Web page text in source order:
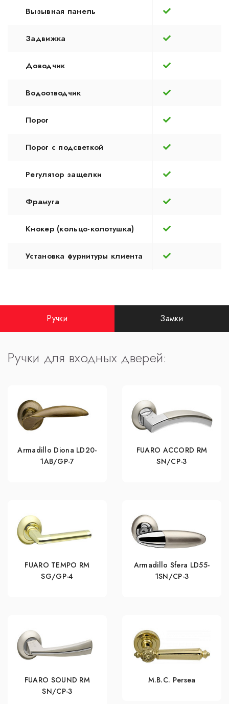
Вызывная панель
Задвижка
Доводчик
Водоотводчик
Порог
Порог с подсветкой
Регулятор защелки
Фрамуга
Кнокер (кольцо-колотушка)
Установка фурнитуры клиента
Ручки Замки
Ручки для входных дверей:
Armadillo Diona LD20-
1AB/GP-7
FUARO ACCORD RM
SN/CP-3
FUARO TEMPO RM
SG/GP-4
Armadillo Sfera LD55-
1SN/CP-3
FUARO SOUND RM
SN/CP-3
M.B.C. Persea